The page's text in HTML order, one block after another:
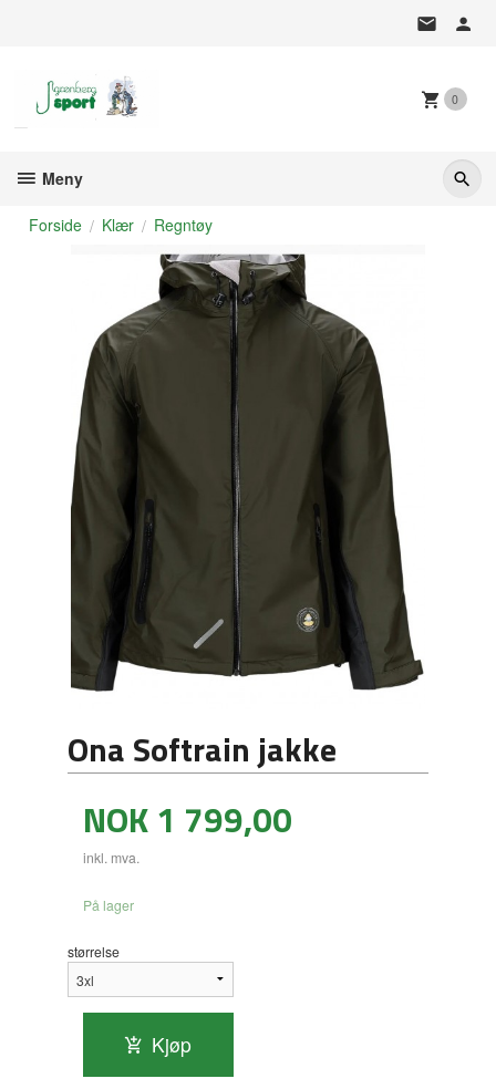
0
Meny
Forside Klær Regntøy
Ona Softrain jakke
Pris
NOK1 799,00
inkl. mva.
På lager
størrelse
Kjøp